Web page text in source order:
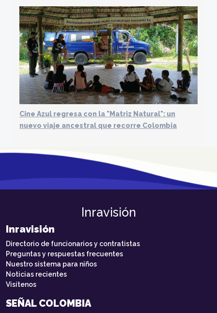
Cine Azul regresa con la "Matriz Natural": un
nuevo viaje ancestral que recorre Colombia
Inravisión
Inravisión
Directorio de funcionarios y contratistas
Preguntas y respuestas frecuentes
Nuestro sistema para niños
Noticias recientes
Visítenos
SEÑAL COLOMBIA